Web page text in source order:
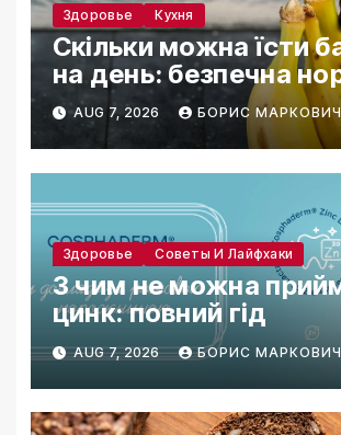
Здоровье Кухня
Скільки можна їсти
на день: безпечна
AUG 7, 2026 БОРИС МАРКОВИЧ
Здоровье Советы И Лайфхаки
З чим не можна
цинк: повний гід
AUG 7, 2026 БОРИС МАРКОВИЧ